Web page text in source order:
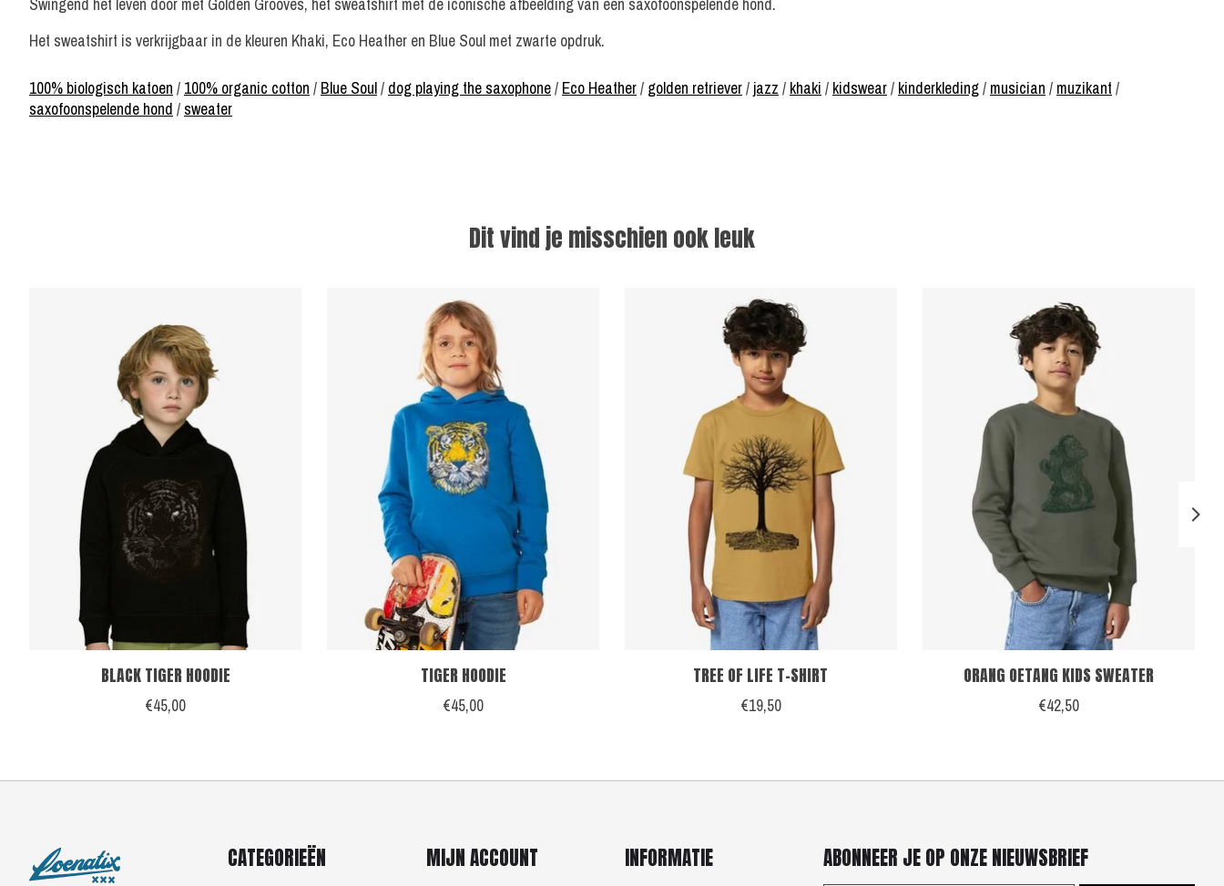
Het sweatshirt is verkrijgbaar in de kleuren Khaki, Eco Heather en Blue Soul met zwarte opdruk.
100% biologisch katoen / 100% organic cotton / Blue Soul/ dog playing the saxophone/ Eco Heather/ golden retriever/ jazz / khaki / kidswear/ kinderkleding/ musician / muzikant /
saxofoonspelende hond / sweater
Dit vind je misschien ook leuk
BLACK TIGER HOODIE
€45,00
TIGER HOODIE
€45,00
TREE OF LIFE T-SHIRT
€19,50
ORANG OETANG KIDS SWEATER
€42,50
CATEGORIEËN MIJN ACCOUNT INFORMATIE ABONNEER JE OP ONZE NIEUWSBRIEF